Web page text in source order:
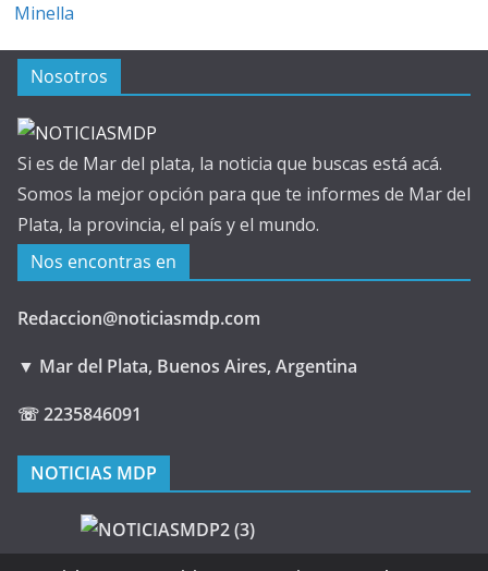
Minella
Nosotros
Si es de Mar del plata, la noticia que buscas está acá.
Somos la mejor opción para que te informes de Mar del
Plata, la provincia, el país y el mundo.
Nos encontras en
Redaccion@noticiasmdp.com
▼ Mar del Plata, Buenos Aires, Argentina
☏ 2235846091
NOTICIAS MDP